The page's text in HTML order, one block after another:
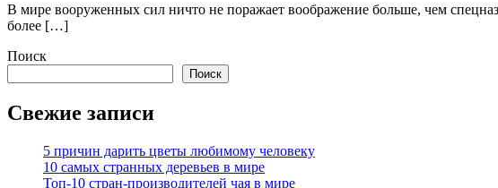
В мире вооруженных сил ничто не поражает воображение больше, чем
более […]
Поиск
Поиск
Свежие записи
5 причин дарить цветы любимому человеку
10 самых странных деревьев в мире
Топ-10 стран-производителей чая в мире